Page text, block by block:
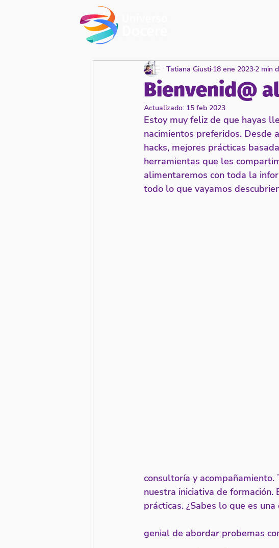
Bienvenid@
Tatiana Giusti 18 ene 2023 2 min
Actualizado: 15 feb 2023
Estoy muy feliz de que hayas
nacimientos preferidos. Desde
hacks, mejores prácticas
herramientas que les
alimentaremos con toda la
todo lo que vayamos
consultoría y
nuestra iniciativa de
prácticas. ¿Sabes lo que es
genial de abordar probemas